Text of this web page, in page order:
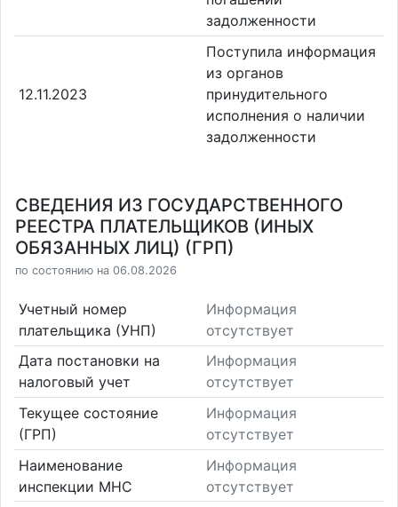
задолженности
12.11.2023
Поступила информация
из органов
принудительного
исполнения о наличии
задолженности
СВЕДЕНИЯ ИЗ ГОСУДАРСТВЕННОГО
РЕЕСТРА ПЛАТЕЛЬЩИКОВ (ИНЫХ
ОБЯЗАННЫХ ЛИЦ) (ГРП)
по состоянию на 06.08.2026
Учетный номер
плательщика (УНП)
Информация
отсутствует
Дата постановки на
налоговый учет
Информация
отсутствует
Текущее состояние
(ГРП)
Информация
отсутствует
Наименование
инспекции МНС
Информация
отсутствует